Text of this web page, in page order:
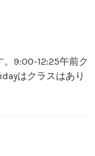
。9:00-12:25午前ク
はクラスはあり